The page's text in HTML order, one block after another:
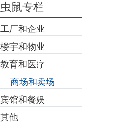
虫鼠专栏
工厂和企业
楼宇和物业
教育和医疗
商场和卖场
宾馆和餐娱
其他